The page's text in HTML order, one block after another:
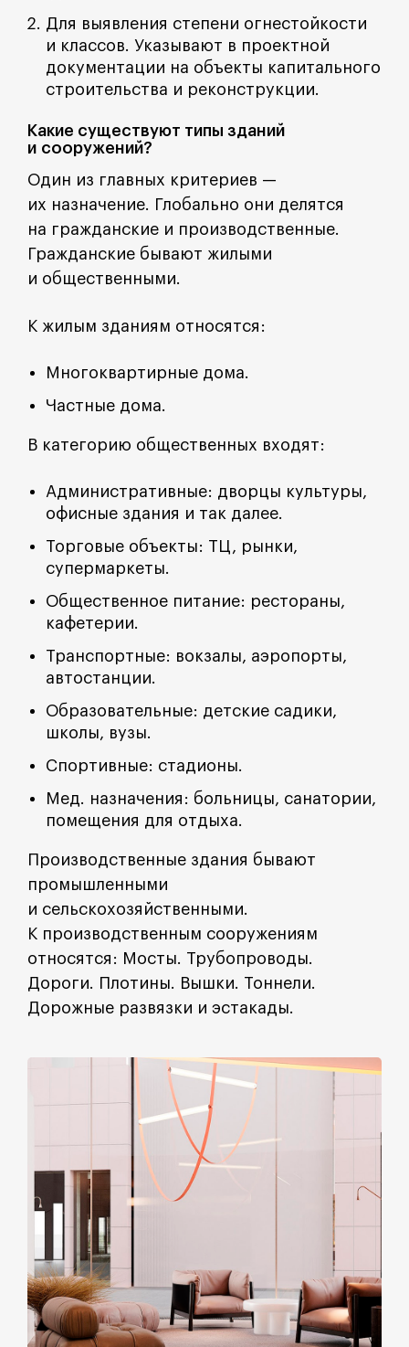
Для выявления степени огнестойкости
и классов. Указывают в проектной
документации на объекты капитального
строительства и реконструкции.
Какие существуют типы зданий
и сооружений?
Один из главных критериев —
их назначение. Глобально они делятся
на гражданские и производственные.
Гражданские бывают жилыми
и общественными.
К жилым зданиям относятся:
Многоквартирные дома.
Частные дома.
В категорию общественных входят:
Административные: дворцы культуры,
офисные здания и так далее.
Торговые объекты: ТЦ, рынки,
супермаркеты.
Общественное питание: рестораны,
кафетерии.
Транспортные: вокзалы, аэропорты,
автостанции.
Образовательные: детские садики,
школы, вузы.
Спортивные: стадионы.
Мед. назначения: больницы, санатории,
помещения для отдыха.
Производственные здания бывают
промышленными
и сельскохозяйственными.
К производственным сооружениям
относятся: Мосты. Трубопроводы.
Дороги. Плотины. Вышки. Тоннели.
Дорожные развязки и эстакады.